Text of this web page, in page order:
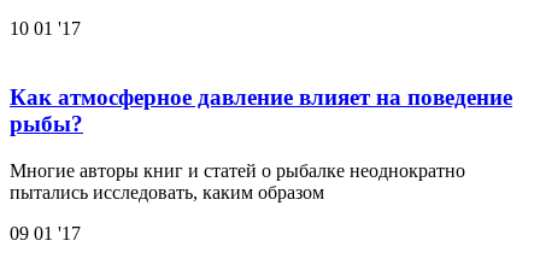
10 01 '17
Как атмосферное давление влияет на поведение
рыбы?
Многие авторы книг и статей о рыбалке неоднократно
пытались исследовать, каким образом
09 01 '17